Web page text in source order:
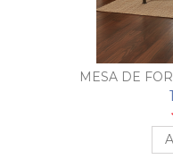
MESA DE